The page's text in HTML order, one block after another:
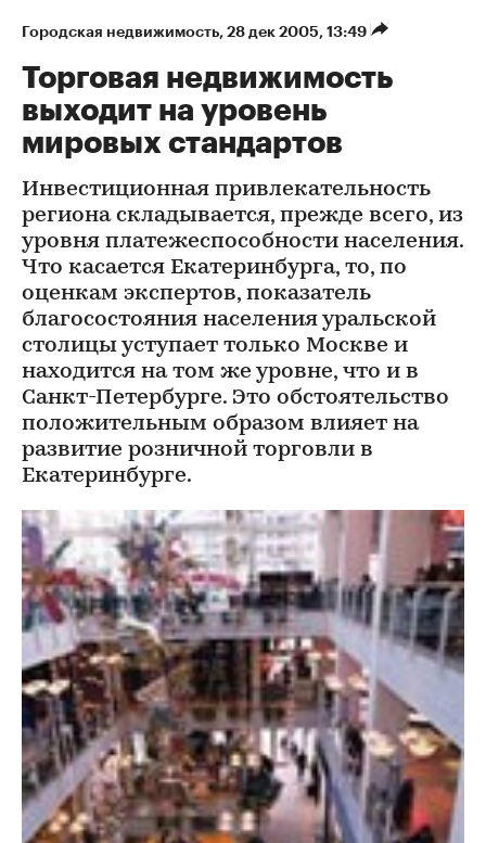
Городская недвижимость⁠, 28 дек 2005, 13:49
Торговая недвижимость
выходит на уровень
мировых стандартов
Инвестиционная привлекательность
региона складывается, прежде всего, из
уровня платежеспособности населения.
Что касается Екатеринбурга, то, по
оценкам экспертов, показатель
благосостояния населения уральской
столицы уступает только Москве и
находится на том же уровне, что и в
Санкт-Петербурге. Это обстоятельство
положительным образом влияет на
развитие розничной торговли в
Екатеринбурге.